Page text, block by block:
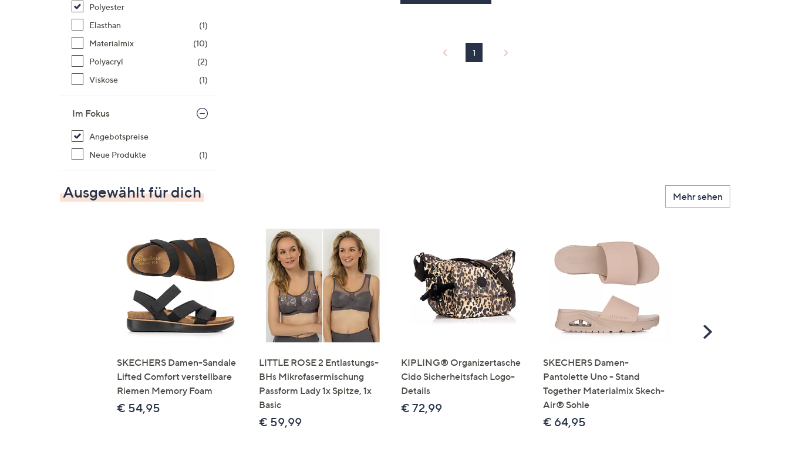
Polyester
Elasthan
(1)
Materialmix
(10)
Polyacryl
(2)
Viskose
(1)
Im Fokus
Angebotspreise
Neue Produkte
(1)
1
Ausgewählt für dich Mehr sehen
SKECHERS Damen-Sandale
Lifted Comfort verstellbare
Riemen Memory Foam
€ 54,95
LITTLE ROSE 2 Entlastungs-
BHs Mikrofasermischung
Passform Lady 1x Spitze, 1x
Basic
€ 59,99
KIPLING® Organizertasche
Cido Sicherheitsfach Logo-
Details
€ 72,99
SKECHERS Damen-
Pantolette Uno - Stand
Together Materialmix Skech-
Air® Sohle
€ 64,95
Scroll